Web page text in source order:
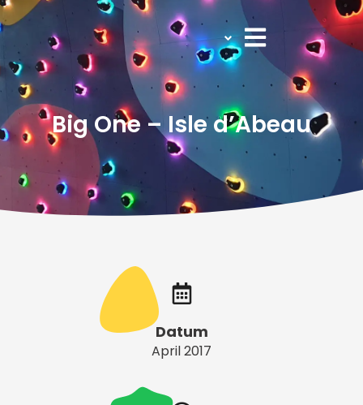
Zum
Inhalt
springen
Big One – Isle d’Abeau
Datum
April 2017